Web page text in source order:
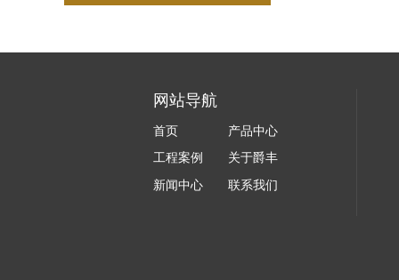
网站导航
首页
产品中心
工程案例
关于爵丰
新闻中心
联系我们